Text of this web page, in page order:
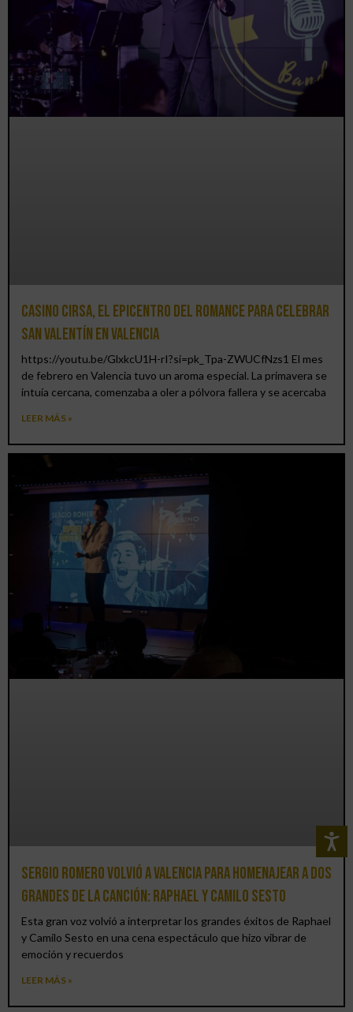
Casino CIRSA, el epicentro del romance para celebrar
San Valentín en Valencia
https://youtu.be/GlxkcU1H-rI?si=pk_Tpa-ZWUCfNzs1 El mes
de febrero en Valencia tuvo un aroma especial. La primavera se
intuía cercana, comenzaba a oler a pólvora fallera y se acercaba
LEER MÁS »
Sergio Romero volvió a Valencia para homenajear a dos
grandes de la canción: Raphael y Camilo Sesto
Esta gran voz volvió a interpretar los grandes éxitos de Raphael
y Camilo Sesto en una cena espectáculo que hizo vibrar de
emoción y recuerdos
LEER MÁS »